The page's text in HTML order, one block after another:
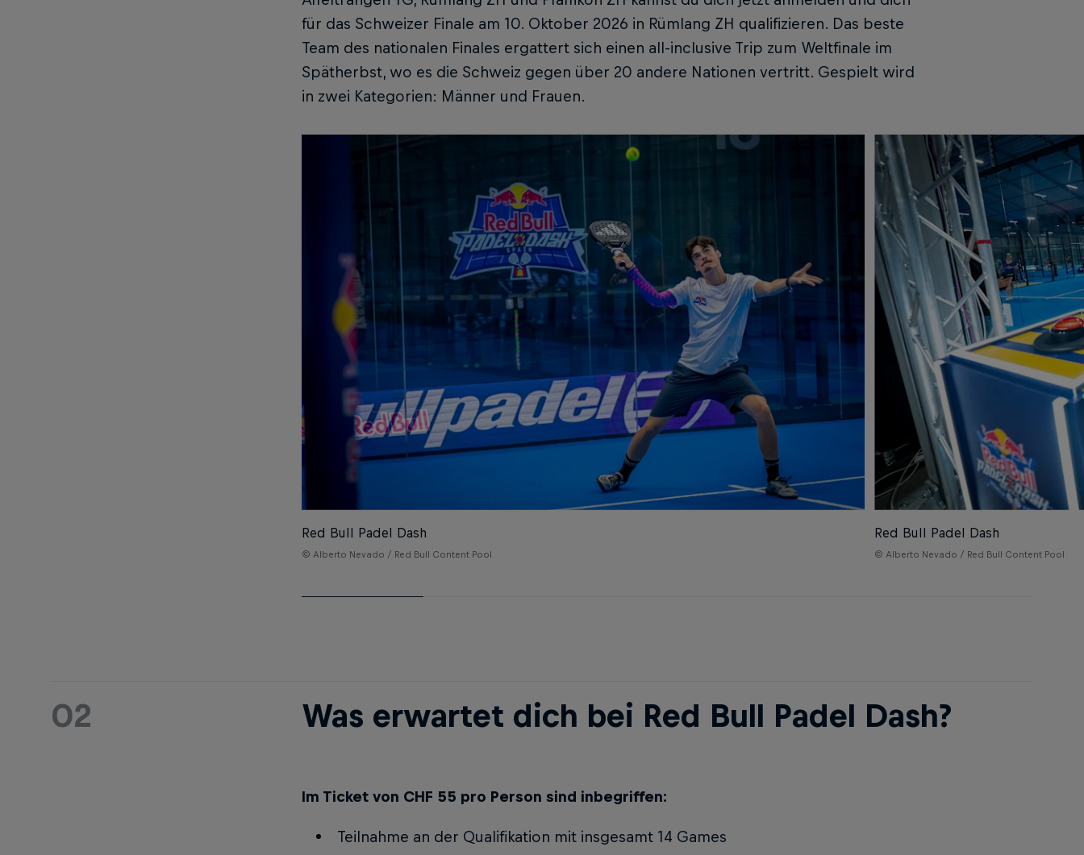
für das Schweizer Finale am 10. Oktober 2026 in Rümlang ZH qualifizieren. Das beste
Team des nationalen Finales ergattert sich einen all-inclusive Trip zum Weltfinale im
Spätherbst, wo es die Schweiz gegen über 20 andere Nationen vertritt. Gespielt wird
in zwei Kategorien: Männer und Frauen.
Red Bull Padel Dash
© Alberto Nevado / Red Bull Content Pool
Red Bull Padel Dash
© Alberto Nevado / Red Bull Content Pool
02 Was erwartet dich bei Red Bull Padel Dash?
Im Ticket von CHF 55 pro Person sind inbegriffen:
Teilnahme an der Qualifikation mit insgesamt 14 Games